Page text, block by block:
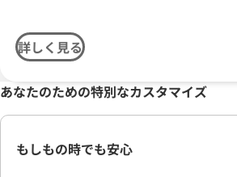
詳しく見る
あなたのための特別なカスタマイズ
もしもの時でも安心